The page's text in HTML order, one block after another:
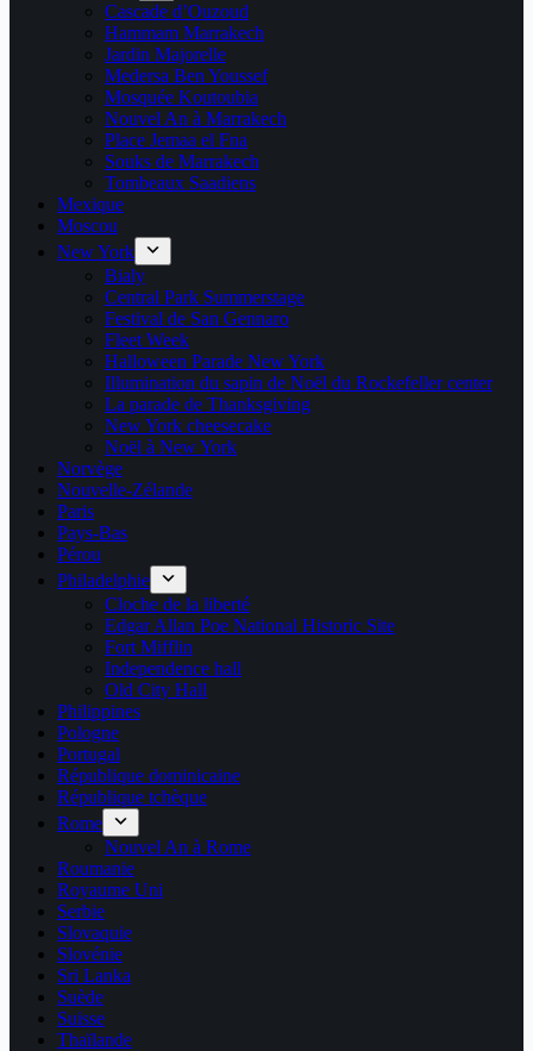
Cascade d’Ouzoud
Hammam Marrakech
Jardin Majorelle
Medersa Ben Youssef
Mosquée Koutoubia
Nouvel An à Marrakech
Place Jemaa el Fna
Souks de Marrakech
Tombeaux Saadiens
Mexique
Moscou
New York
Bialy
Central Park Summerstage
Festival de San Gennaro
Fleet Week
Halloween Parade New York
Illumination du sapin de Noël du Rockefeller center
La parade de Thanksgiving
New York cheesecake
Noël à New York
Norvège
Nouvelle-Zélande
Paris
Pays-Bas
Pérou
Philadelphie
Cloche de la liberté
Edgar Allan Poe National Historic Site
Fort Mifflin
Independence hall
Old City Hall
Philippines
Pologne
Portugal
République dominicaine
République tchèque
Rome
Nouvel An à Rome
Roumanie
Royaume Uni
Serbie
Slovaquie
Slovénie
Sri Lanka
Suède
Suisse
Thaïlande